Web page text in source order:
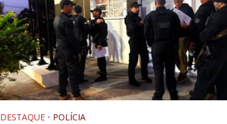
DESTAQUE • POLÍCIA